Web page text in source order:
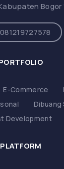
Bogor
081219727578
E-Commerce
Dibuang
Development
PLATFORM